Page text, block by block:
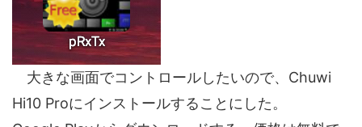
大きな画面でコントロールしたいので、Chuwi
Hi10 Proにインストールすることにした。